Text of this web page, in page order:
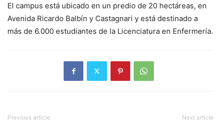
El campus está ubicado en un predio de 20 hectáreas, en
Avenida Ricardo Balbín y Castagnari y está destinado a
más de 6.000 estudiantes de la Licenciatura en Enfermería.
Previous article Next article